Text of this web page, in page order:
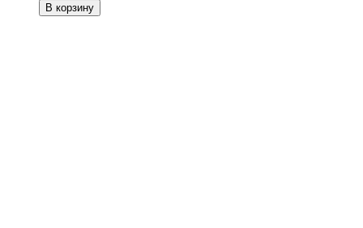
В корзину